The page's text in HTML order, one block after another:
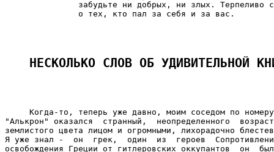
забудьте ни добрых, ни злых. Терпеливо
               о тех, кто пал за себя и за вас.
НЕСКОЛЬКО СЛОВ ОБ УДИВИТЕЛЬНОЙ